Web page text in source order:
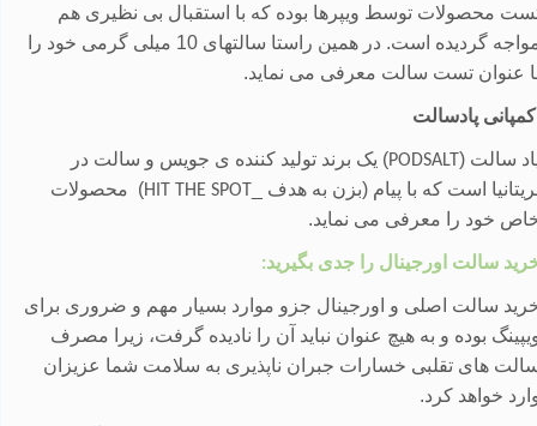
محصولات توسط ویپرها بوده که با استقبال بی نظیری هم
مواجه گردیده است. در همین راستا سالتهای 10 میلی گرمی خود را
عنوان تست سالت معرفی می نماید.
پادسالت
سالت ( PODSALT
) یک برند تولید کننده ی جویس و سالت در
است که با پیام (بزن به هدف _
HIT THE SPOT
) محصولات
خود را معرفی می نماید.
سالت اورجینال را جدی بگیرید:
سالت اصلی و اورجینال جزو موارد بسیار مهم و ضروری برای
بوده و به هیچ عنوان نباید آن را نادیده گرفت، زیرا مصرف
های تقلبی خسارات جبران ناپذیری به سلامت شما عزیزان
خواهد کرد.